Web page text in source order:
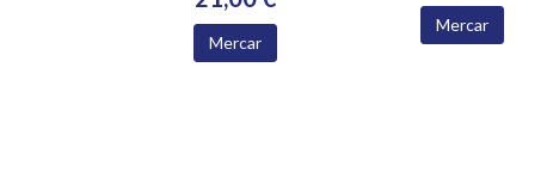
Mercar
Mercar